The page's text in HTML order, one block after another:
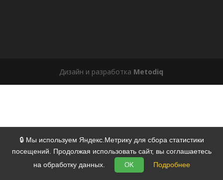
🔒 Мы используем Яндекс.Метрику для сбора статистики
посещений. Продолжая использовать сайт, вы соглашаетесь
на обработку данных.
OK Подробнее
Дизайн и разработка Metodiq